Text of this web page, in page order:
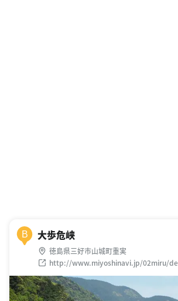
B 大歩危峡
徳島県三好市山城町重実
http://www.miyoshinavi.jp/02miru/
genr=101&area=2&uid=SS000023